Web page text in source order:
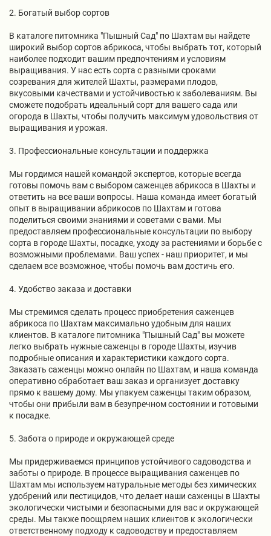
2. Богатый выбор сортов
В каталоге питомника "Пышный Сад" по Шахтам вы найдете
широкий выбор сортов абрикоса, чтобы выбрать тот, который
наиболее подходит вашим предпочтениям и условиям
выращивания. У нас есть сорта с разными сроками
созревания для жителей Шахты, размерами плодов,
вкусовыми качествами и устойчивостью к заболеваниям. Вы
сможете подобрать идеальный сорт для вашего сада или
огорода в Шахты, чтобы получить максимум удовольствия от
выращивания и урожая.
3. Профессиональные консультации и поддержка
Мы гордимся нашей командой экспертов, которые всегда
готовы помочь вам с выбором саженцев абрикоса в Шахты и
ответить на все ваши вопросы. Наша команда имеет богатый
опыт в выращивании абрикосов по Шахтам и готова
поделиться своими знаниями и советами с вами. Мы
предоставляем профессиональные консультации по выбору
сорта в городе Шахты, посадке, уходу за растениями и борьбе с
возможными проблемами. Ваш успех - наш приоритет, и мы
сделаем все возможное, чтобы помочь вам достичь его.
4. Удобство заказа и доставки
Мы стремимся сделать процесс приобретения саженцев
абрикоса по Шахтам максимально удобным для наших
клиентов. В каталоге питомника "Пышный Сад" вы можете
легко выбрать нужные саженцы в городе Шахты, изучив
подробные описания и характеристики каждого сорта.
Заказать саженцы можно онлайн по Шахтам, и наша команда
оперативно обработает ваш заказ и организует доставку
прямо к вашему дому. Мы упакуем саженцы таким образом,
чтобы они прибыли вам в безупречном состоянии и готовыми
к посадке.
5. Забота о природе и окружающей среде
Мы придерживаемся принципов устойчивого садоводства и
заботы о природе. В процессе выращивания саженцев по
Шахтам мы используем натуральные методы без химических
удобрений или пестицидов, что делает наши саженцы в Шахты
экологически чистыми и безопасными для вас и окружающей
среды. Мы также поощряем наших клиентов к экологически
ответственному подходу к садоводству и предоставляем